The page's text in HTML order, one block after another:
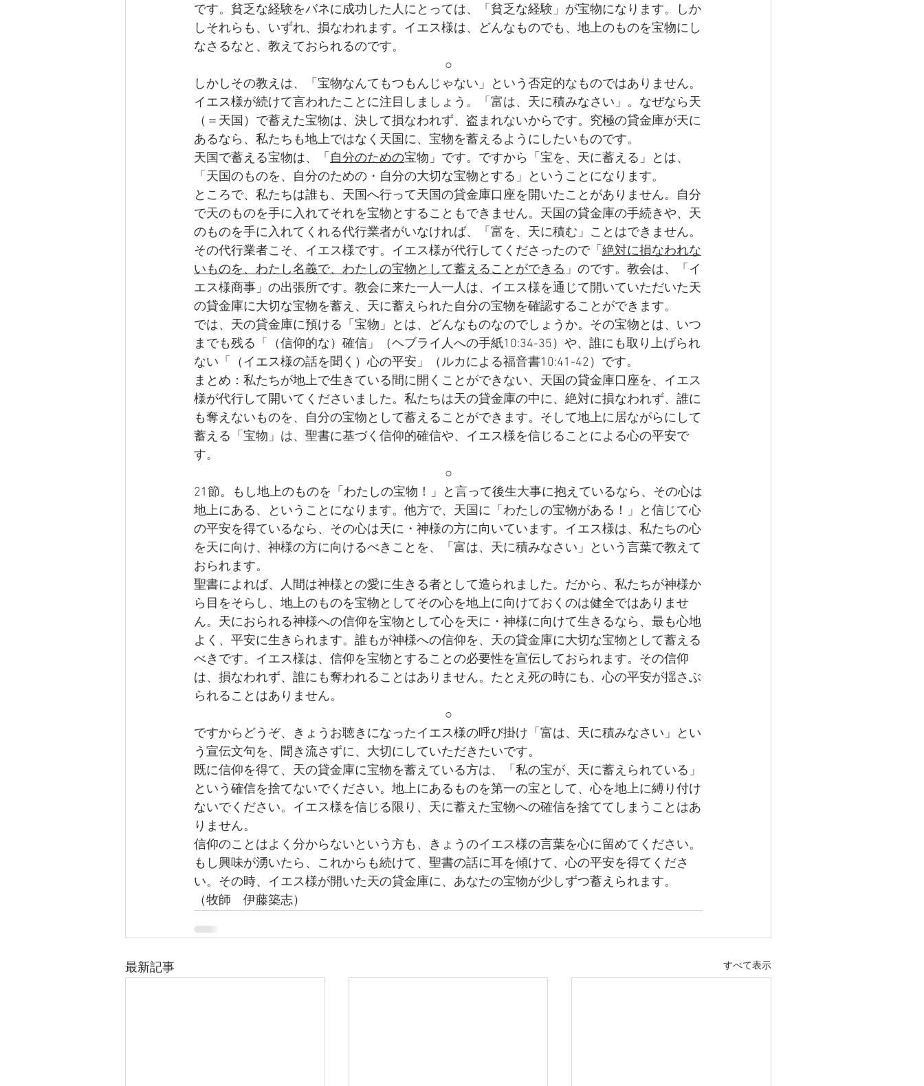
です。貧乏な経験をバネに成功した人にとっては、「貧乏な経験」が宝物になります。しか
しそれらも、いずれ、損なわれます。イエス様は、どんなものでも、地上のものを宝物にし
なさるなと、教えておられるのです。
○
しかしその教えは、「宝物なんてもつもんじゃない」という否定的なものではありません。
イエス様が続けて言われたことに注目しましょう。「富は、天に積みなさい」。なぜなら天
（＝天国）で蓄えた宝物は、決して損なわれず、盗まれないからです。究極の貸金庫が天に
あるなら、私たちも地上ではなく天国に、宝物を蓄えるようにしたいものです。
天国で蓄える宝物は、「 自分のための宝物」です。ですから「宝を、天に蓄える」とは、
「天国のものを、自分のための・自分の大切な宝物とする」ということになります。
ところで、私たちは誰も、天国へ行って天国の貸金庫口座を開いたことがありません。自分
で天のものを手に入れてそれを宝物とすることもできません。天国の貸金庫の手続きや、天
のものを手に入れてくれる代行業者がいなければ、「富を、天に積む」ことはできません。
その代行業者こそ、イエス様です。イエス様が代行してくださったので「 絶対に損なわれな
いものを、わたし名義で、わたしの宝物として蓄えることができる」のです。教会は、「イ
エス様商事」の出張所です。教会に来た一人一人は、イエス様を通じて開いていただいた天
の貸金庫に大切な宝物を蓄え、天に蓄えられた自分の宝物を確認することができます。
では、天の貸金庫に預ける「宝物」とは、どんなものなのでしょうか。その宝物とは、いつ
までも残る「（信仰的な）確信」（ヘブライ人への手紙10:34-35）や、誰にも取り上げられ
ない「（イエス様の話を聞く）心の平安」（ルカによる福音書10:41-42）です。
まとめ：私たちが地上で生きている間に開くことができない、天国の貸金庫口座を、イエス
様が代行して開いてくださいました。私たちは天の貸金庫の中に、絶対に損なわれず、誰に
も奪えないものを、自分の宝物として蓄えることができます。そして地上に居ながらにして
蓄える「宝物」は、聖書に基づく信仰的確信や、イエス様を信じることによる心の平安で
す。
○
21節。もし地上のものを「わたしの宝物！」と言って後生大事に抱えているなら、その心は
地上にある、ということになります。他方で、天国に「わたしの宝物がある！」と信じて心
の平安を得ているなら、その心は天に・神様の方に向いています。イエス様は、私たちの心
を天に向け、神様の方に向けるべきことを、「富は、天に積みなさい」という言葉で教えて
おられます。
聖書によれば、人間は神様との愛に生きる者として造られました。だから、私たちが神様か
ら目をそらし、地上のものを宝物としてその心を地上に向けておくのは健全ではありませ
ん。天におられる神様への信仰を宝物として心を天に・神様に向けて生きるなら、最も心地
よく、平安に生きられます。誰もが神様への信仰を、天の貸金庫に大切な宝物として蓄える
べきです。イエス様は、信仰を宝物とすることの必要性を宣伝しておられます。その信仰
は、損なわれず、誰にも奪われることはありません。たとえ死の時にも、心の平安が揺さぶ
られることはありません。
○
ですからどうぞ、きょうお聴きになったイエス様の呼び掛け「富は、天に積みなさい」とい
う宣伝文句を、聞き流さずに、大切にしていただきたいです。
既に信仰を得て、天の貸金庫に宝物を蓄えている方は、「私の宝が、天に蓄えられている」
という確信を捨てないでください。地上にあるものを第一の宝として、心を地上に縛り付け
ないでください。イエス様を信じる限り、天に蓄えた宝物への確信を捨ててしまうことはあ
りません。
信仰のことはよく分からないという方も、きょうのイエス様の言葉を心に留めてください。
もし興味が湧いたら、これからも続けて、聖書の話に耳を傾けて、心の平安を得てくださ
い。その時、イエス様が開いた天の貸金庫に、あなたの宝物が少しずつ蓄えられます。
（牧師　伊藤築志）
最新記事 すべて表示